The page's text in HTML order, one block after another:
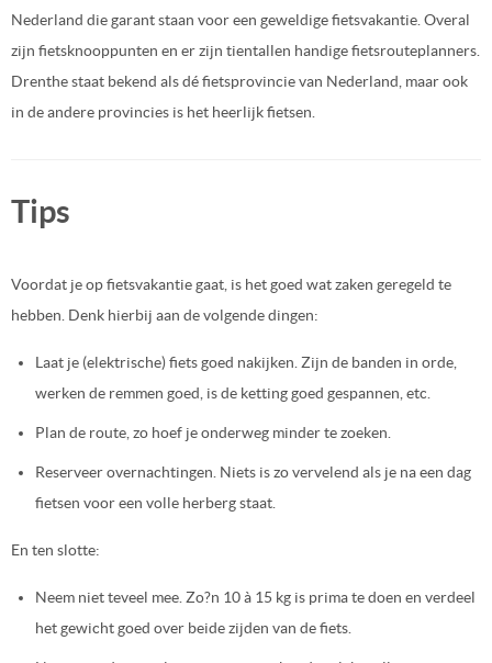
Nederland die garant staan voor een geweldige fietsvakantie. Overal
zijn fietsknooppunten en er zijn tientallen handige fietsrouteplanners.
Drenthe staat bekend als dé fietsprovincie van Nederland, maar ook
in de andere provincies is het heerlijk fietsen.
Tips
Voordat je op fietsvakantie gaat, is het goed wat zaken geregeld te
hebben. Denk hierbij aan de volgende dingen:
Laat je (elektrische) fiets goed nakijken. Zijn de banden in orde,
werken de remmen goed, is de ketting goed gespannen, etc.
Plan de route, zo hoef je onderweg minder te zoeken.
Reserveer overnachtingen. Niets is zo vervelend als je na een dag
fietsen voor een volle herberg staat.
En ten slotte:
Neem niet teveel mee. Zo?n 10 à 15 kg is prima te doen en verdeel
het gewicht goed over beide zijden van de fiets.